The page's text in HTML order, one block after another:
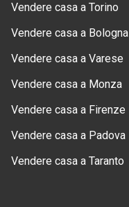
Vendere casa a Torino
Vendere casa a Bologna
Vendere casa a Varese
Vendere casa a Monza
Vendere casa a Firenze
Vendere casa a Padova
Vendere casa a Taranto